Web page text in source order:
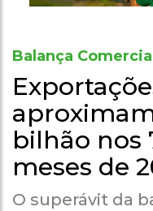
Balança Comercial
bilhão nos
meses de
O superávit da